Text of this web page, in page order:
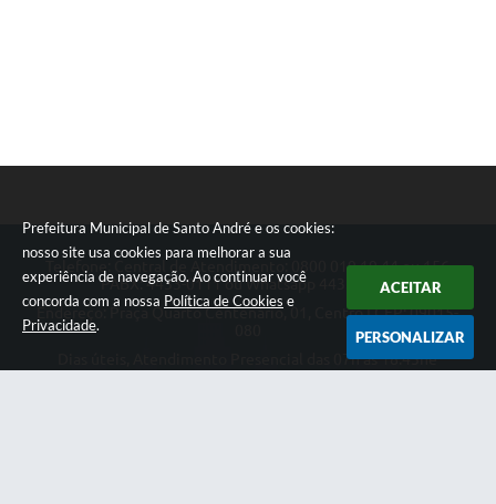
Prefeitura Municipal de Santo André e os cookies:
nosso site usa cookies para melhorar a sua
experiência de navegação. Ao continuar você
concorda com a nossa Política de Cookies e
Privacidade.
ACEITAR
PERSONALIZAR
Telefone: Central de Atendimento: 0800 019 19 44 ou 156
PABX: 4433-0111 ou Whatsapp 4433-0123
Endereço: Praça Quarto Centenário, 01, Centro | CEP: 09015-
Dias úteis, Atendimento Presencial das 07h as 18:45he